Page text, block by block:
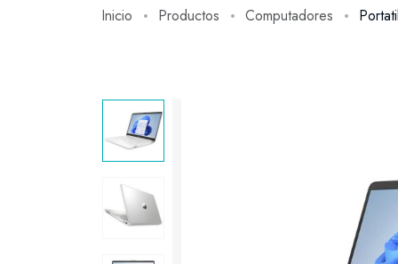
Inicio Productos Computadores